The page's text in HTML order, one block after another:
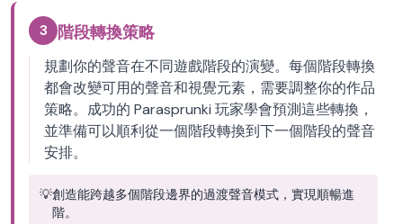
3 階段轉換策略
規劃你的聲音在不同遊戲階段的演變。每個階段轉換
都會改變可用的聲音和視覺元素，需要調整你的作品
策略。成功的 Parasprunki 玩家學會預測這些轉換，
並準備可以順利從一個階段轉換到下一個階段的聲音
安排。
💡創造能跨越多個階段邊界的過渡聲音模式，實現順暢進
階。